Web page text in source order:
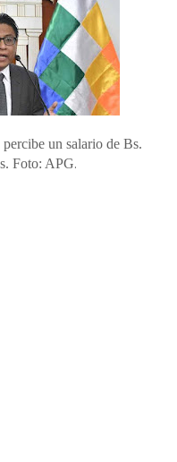
un salario de Bs.
Foto: APG.